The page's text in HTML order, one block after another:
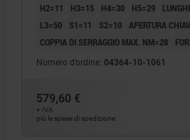
1) Corsa di rotazione
H2=11
H3=15 H4=30 H5=29
L3=50
S1=11 S2=10 APERTURA
COPPIA DI SERRAGGIO MAX. NM=28
Numero d’ordine: 04364-10-1061
579,60 €
+ IVA
più le spese di spedizione